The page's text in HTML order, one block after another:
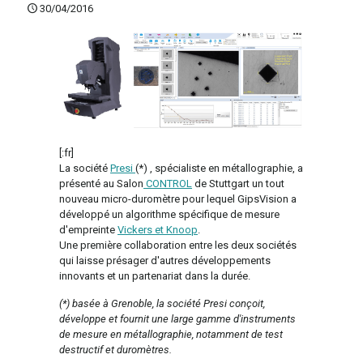
30/04/2016
[:fr]
La société Presi (*) , spécialiste en métallographie, a
présenté au Salon CONTROL de Stuttgart un tout
nouveau micro-duromètre pour lequel GipsVision a
développé un algorithme spécifique de mesure
d'empreinte Vickers et Knoop
Une première collaboration entre les deux sociétés
qui laisse présager d'autres développements
innovants et un partenariat dans la durée.
(*) basée à Grenoble, la société Presi conçoit,
développe et fournit une large gamme d'instruments
de mesure en métallographie, notamment de test
destructif et duromètres.